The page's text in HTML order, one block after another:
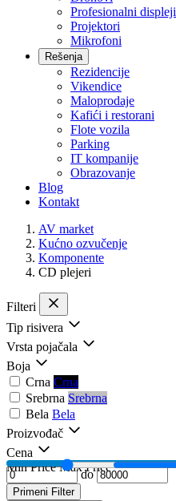
Profesionalni displeji
Projektori
Mikrofoni
Rešenja
Rezidencije
Vikendice
Maloprodaje
Kafići i restorani
Flote vozila
Parking
IT kompanije
Obrazovanje
Blog
Kontakt
AV market
Kućno ozvučenje
Komponente
CD plejeri
Filteri
Tip risivera
Vrsta pojačala
Boja
Crna Crna
Srebrna Srebrna
Bela Bela
Proizvođač
Cena
Min Price Max Price
do
Primeni Filter